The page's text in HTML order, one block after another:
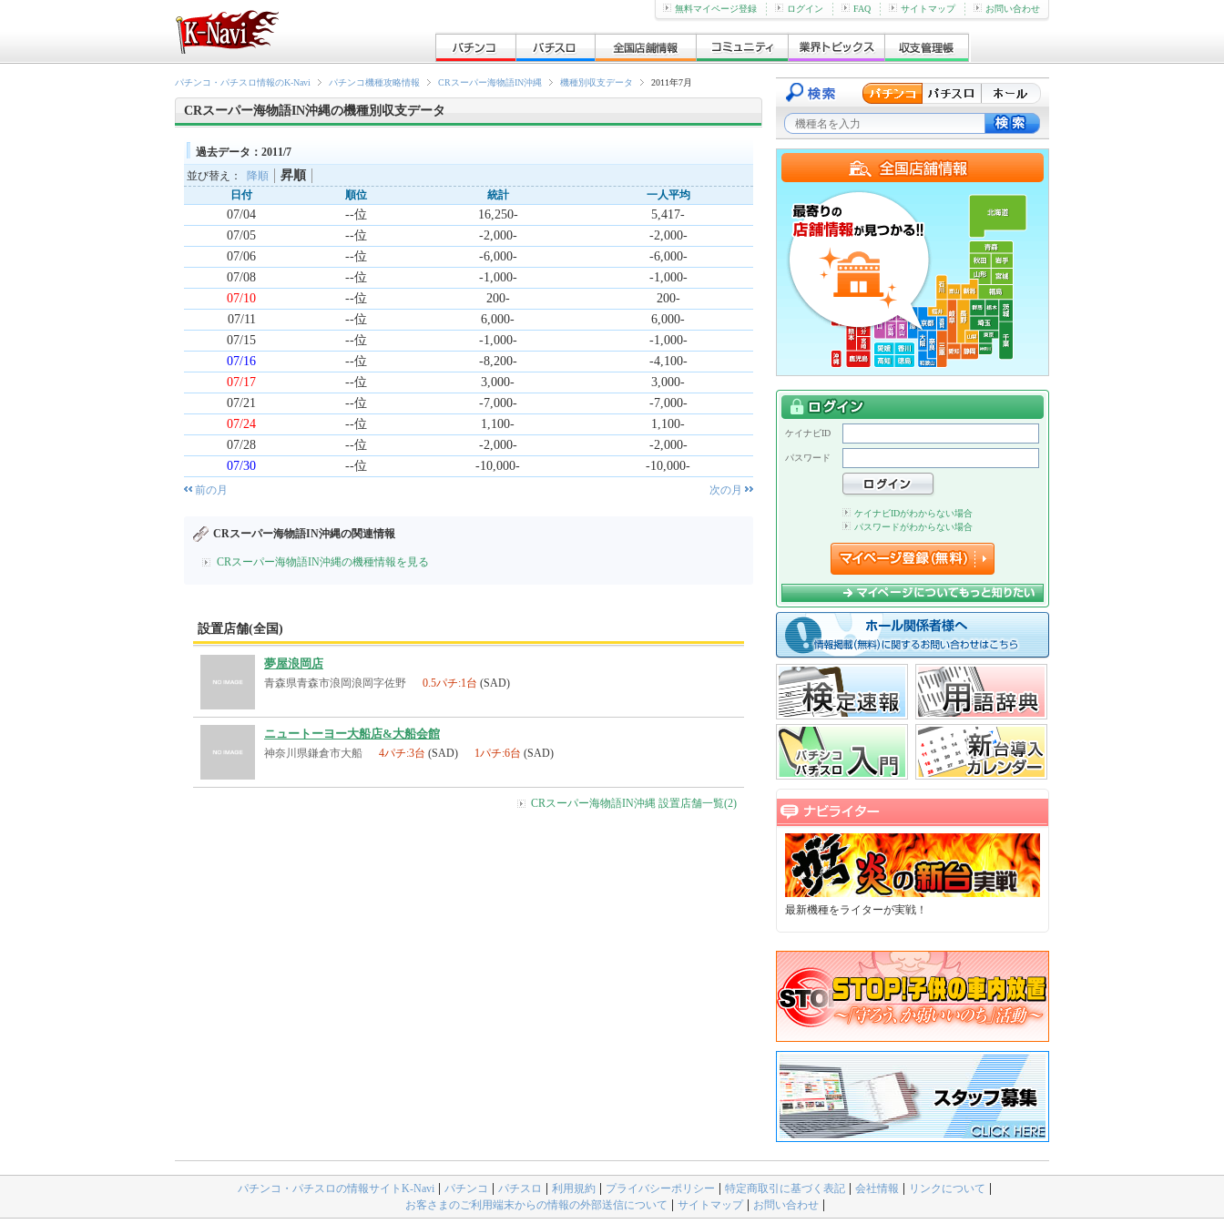
無料マイページ登録 ログイン FAQ サイトマップ お問い合わせ
パチンコ・パチスロ情報のK-Navi パチンコ機種攻略情報 CRスーパー海物語IN沖縄 機種別収支データ 2011年7月
CRスーパー海物語IN沖縄の機種別収支データ
過去データ：2011/7
並び替え：
降順 昇順
日付 順位 統計 一人平均
07/04 --位 16,250-
5,417-
07/05
--位 -2,000-
-2,000-
07/06
--位 -6,000-
-6,000-
07/08
--位 -1,000-
-1,000-
07/10
--位 200-
200-
07/11
--位 6,000-
6,000-
07/15
--位 -1,000-
-1,000-
07/16
--位 -8,200-
-4,100-
07/17
--位 3,000-
3,000-
07/21
--位 -7,000-
-7,000-
07/24
--位 1,100-
1,100-
07/28
--位 -2,000-
-2,000-
07/30
--位 -10,000- -10,000-
前の月 次の月
CRスーパー海物語IN沖縄の関連情報
CRスーパー海物語IN沖縄の機種情報を見る
設置店舗(全国)
夢屋浪岡店
青森県青森市浪岡浪岡字佐野 0.5パチ:1台 (SAD)
ニュートーヨー大船店&大船会館
神奈川県鎌倉市大船 4パチ:3台 (SAD) 1パチ:6台 (SAD)
CRスーパー海物語IN沖縄 設置店舗一覧(2)
ケイナビID
パスワード
ケイナビIDがわからない場合
パスワードがわからない場合
最新機種をライターが実戦！
パチンコ・パチスロの情報サイトK-Navi パチンコ パチスロ 利用規約 プライバシーポリシー 特定商取引に基づく表記 会社情報
リンクについて
お客さまのご利用端末からの情報の外部送信について
サイトマップ お問い合わせ